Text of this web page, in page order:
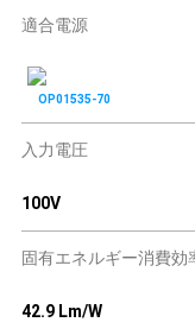
適合電源
OP01535-70
入力電圧
100V
固有エネルギー消費効
42.9 Lm/W